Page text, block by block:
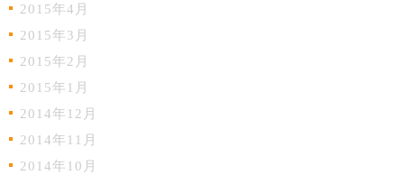
2015年4月
2015年3月
2015年2月
2015年1月
2014年12月
2014年11月
2014年10月